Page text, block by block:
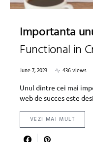
Importanta
Functional in
June 7, 2023 436 views
Unul dintre cei mai
web de succes este
VEZI MAI MULT